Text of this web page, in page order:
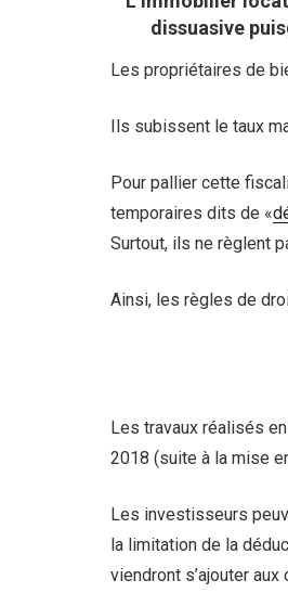
dissuasive
Les propriétaires de
Ils subissent le taux
Pour pallier cette
temporaires dits de «
Surtout, ils ne règlent
Ainsi, les règles de
Les travaux réalisés
2018 (suite à la mise
Les investisseurs
la limitation de la
viendront s’ajouter